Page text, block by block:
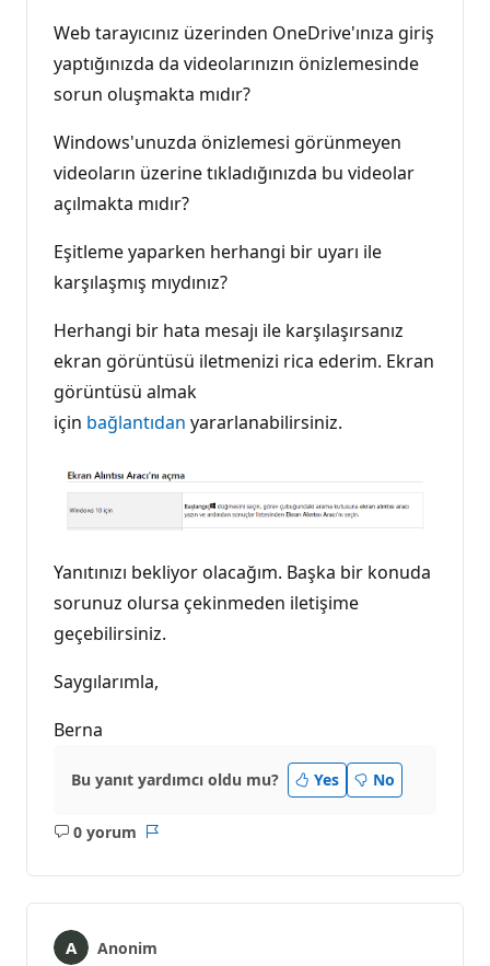
Web tarayıcınız üzerinden OneDrive'ınıza giriş
yaptığınızda da videolarınızın önizlemesinde
sorun oluşmakta mıdır?
Windows'unuzda önizlemesi görünmeyen
videoların üzerine tıkladığınızda bu videolar
açılmakta mıdır?
Eşitleme yaparken herhangi bir uyarı ile
karşılaşmış mıydınız?
Herhangi bir hata mesajı ile karşılaşırsanız
ekran görüntüsü iletmenizi rica ederim. Ekran
görüntüsü almak
için bağlantıdan yararlanabilirsiniz.
Yanıtınızı bekliyor olacağım. Başka bir konuda
sorunuz olursa çekinmeden iletişime
geçebilirsiniz.
Saygılarımla,
Berna
Bu yanıt yardımcı oldu mu? Yes No
0 yorum
Açıklama
Anonim